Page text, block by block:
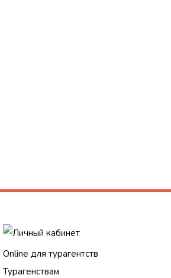
Личный кабинет
Online для турагентств
Турагенствам